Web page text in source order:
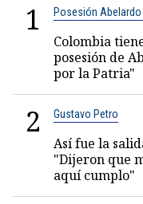
1 Posesión Abelardo
Colombia
posesión de
por la Patria"
2 Gustavo Petro
Así fue la
"Dijeron que
aquí cumplo"